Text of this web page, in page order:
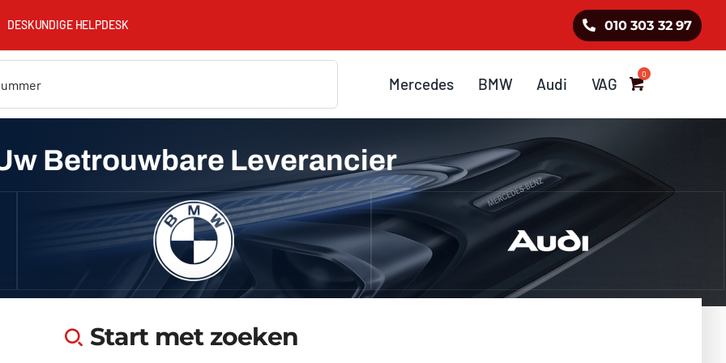
DESKUNDIGE HELPDESK 010 303 32 97
Mercedes BMW Audi VAG
Betrouwbare Leverancier
Start met zoeken